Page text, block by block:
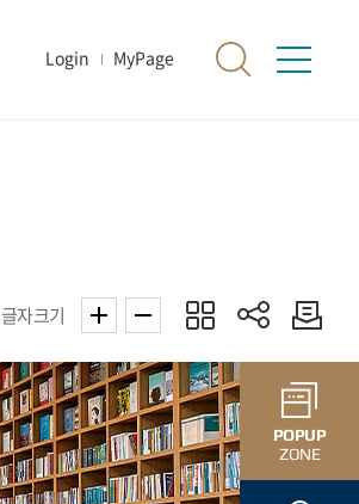
Login MyPage
글자크기
POPUP
ZONE